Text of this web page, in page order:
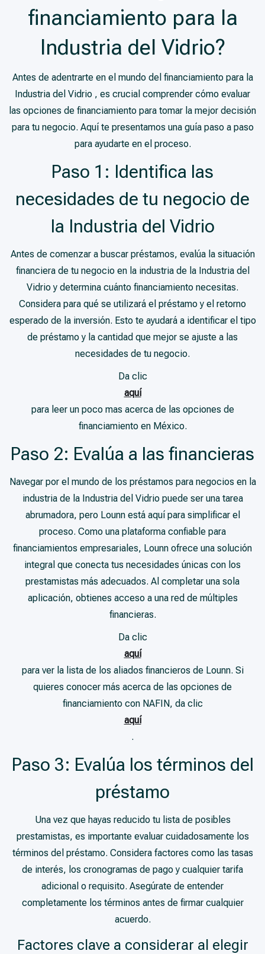
financiamiento para la
Industria del Vidrio?
Antes de adentrarte en el mundo del financiamiento para la
Industria del Vidrio , es crucial comprender cómo evaluar
las opciones de financiamiento para tomar la mejor decisión
para tu negocio. Aquí te presentamos una guía paso a paso
para ayudarte en el proceso.
Paso 1: Identifica las
necesidades de tu negocio de
la Industria del Vidrio
Antes de comenzar a buscar préstamos, evalúa la situación
financiera de tu negocio en la industria de la Industria del
Vidrio y determina cuánto financiamiento necesitas.
Considera para qué se utilizará el préstamo y el retorno
esperado de la inversión. Esto te ayudará a identificar el tipo
de préstamo y la cantidad que mejor se ajuste a las
necesidades de tu negocio.
Da clic
aquí
para leer un poco mas acerca de las opciones de
financiamiento en México.
Paso 2: Evalúa a las financieras
Navegar por el mundo de los préstamos para negocios en la
industria de la Industria del Vidrio puede ser una tarea
abrumadora, pero Lounn está aquí para simplificar el
proceso. Como una plataforma confiable para
financiamientos empresariales, Lounn ofrece una solución
integral que conecta tus necesidades únicas con los
prestamistas más adecuados. Al completar una sola
aplicación, obtienes acceso a una red de múltiples
financieras.
Da clic
aquí
para ver la lista de los aliados financieros de Lounn. Si
quieres conocer más acerca de las opciones de
financiamiento con NAFIN, da clic
aquí
.
Paso 3: Evalúa los términos del
préstamo
Una vez que hayas reducido tu lista de posibles
prestamistas, es importante evaluar cuidadosamente los
términos del préstamo. Considera factores como las tasas
de interés, los cronogramas de pago y cualquier tarifa
adicional o requisito. Asegúrate de entender
completamente los términos antes de firmar cualquier
acuerdo.
Factores clave a considerar al elegir